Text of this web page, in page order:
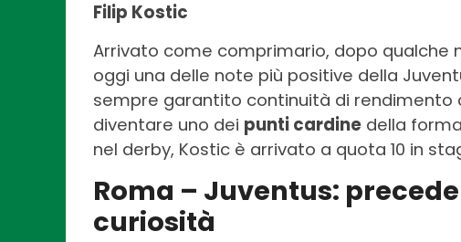
Filip Kostic
Arrivato come comprimario, dopo qualche
oggi una delle note più positive della
sempre garantito continuità di rendimento
diventare uno dei punti cardine della
nel derby, Kostic è arrivato a quota 10 in
Roma – Juventus:
curiosità